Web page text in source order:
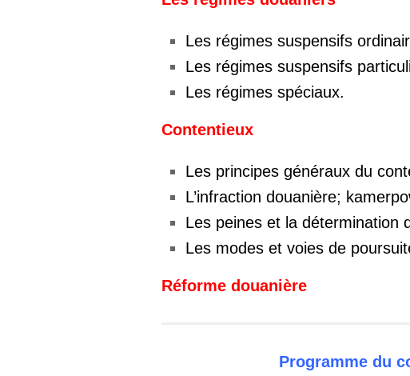
Les régimes suspensifs
Les régimes suspensifs
Les régimes spéciaux.
Contentieux
Les principes généraux du
L’infraction douanière;
Les peines et la détermination
Les modes et voies de
Réforme douanière
Programme du